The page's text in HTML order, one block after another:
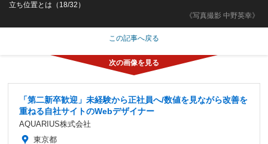
《写真撮影 中野英幸》
立ち位置とは（18/32）
この記事へ戻る
「第二新卒歓迎」未経験から正社員へ/数値を見ながら改善を
重ねる自社サイトのWebデザイナー
AQUARIUS株式会社
東京都